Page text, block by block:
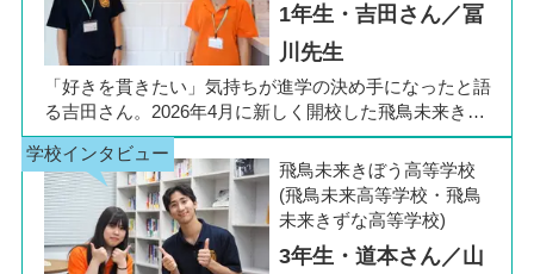
1年生・吉田さん／冨
川先生
「好きを貫きたい」気持ちが進学の決め手になったと語
る吉田さん。2026年4月に新しく開校した飛鳥未来きぼ
う高等学校 柏キャンパスの1年生です。彼女は中学3年
生の公立入試直前に「自分らしく過ごしながら夢に近づ
ける環境を選びたい」と思い、進路変更を決意しまし
た。今回は吉田さん、同キャンパスの冨川先生に、通信
制高校の学校生活の様子や雰囲気、行事について語って
いただきました。お互いの話からは、日々の何気ない会
飛鳥未来きぼう高等学校
(飛鳥未来高等学校・飛鳥
未来きずな高等学校)
3年生・道本さん／山